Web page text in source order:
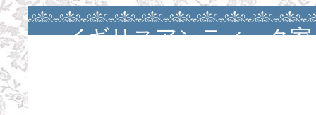
イギリスアンティーク